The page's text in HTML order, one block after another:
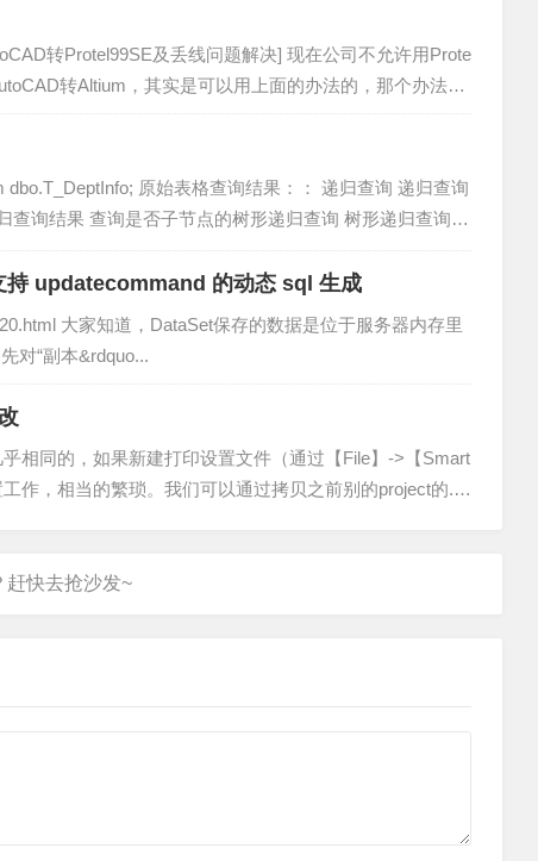
转Protel99SE及丢线问题解决] 现在公司不允许用Prote
转Altium，其实是可以用上面的办法的，那个办法依
原始表格查询结果：： 递归查询 递归查询
查询结果 查询是否子节点的树形递归查询 树形递归查询是
updatecommand 的动态 sql 生成
大家知道，DataSet保存的数据是位于服务器内存里
对“副本&rdquo...
相同的，如果新建打印设置文件（通过【File】->【Smart
作，相当的繁琐。我们可以通过拷贝之前别的project的.O